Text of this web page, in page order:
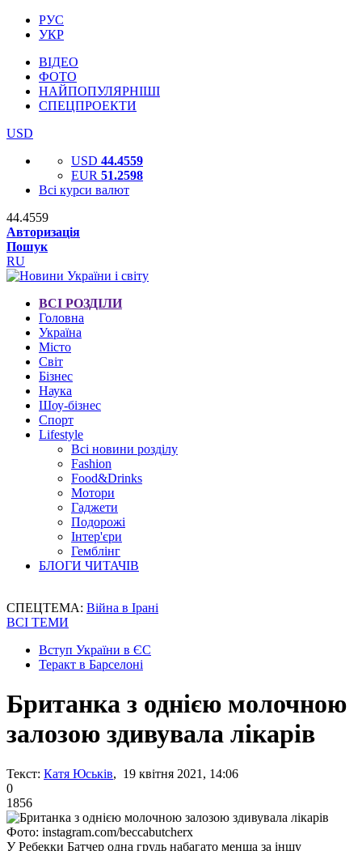
РУС
УКР
ВІДЕО
ФОТО
НАЙПОПУЛЯРНІШІ
СПЕЦПРОЕКТИ
USD
USD 44.4559
EUR 51.2598
Всі курси валют
44.4559
Авторизація
Пошук
RU
ВСІ РОЗДІЛИ
Головна
Україна
Місто
Світ
Бізнес
Наука
Шоу-бізнес
Спорт
Lifestyle
Всі новини розділу
Fashion
Food&Drinks
Мотори
Гаджети
Подорожі
Інтер'єри
Гемблінг
БЛОГИ ЧИТАЧІВ
СПЕЦТЕМА: Війна в Ірані
ВСІ ТЕМИ
Вступ України в ЄС
Теракт в Барселоні
Британка з однією молочною
залозою здивувала лікарів
Текст: Катя Юськів, 19 квітня 2021, 14:06
0
1856
Фото: instagram.com/beccabutcherx
У Ребекки Батчер одна грудь набагато менша за іншу